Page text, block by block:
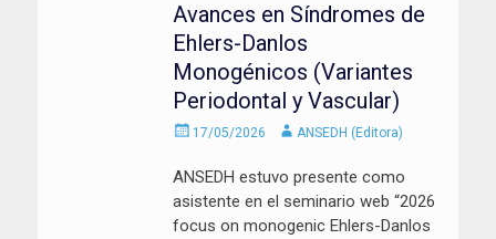
Avances en Síndromes de
Ehlers-Danlos
Monogénicos (Variantes
Periodontal y Vascular)
Enviado
17/05/2026 AutorANSEDH (Editora)
ANSEDH estuvo presente como
asistente en el seminario web “2026
focus on monogenic Ehlers-Danlos